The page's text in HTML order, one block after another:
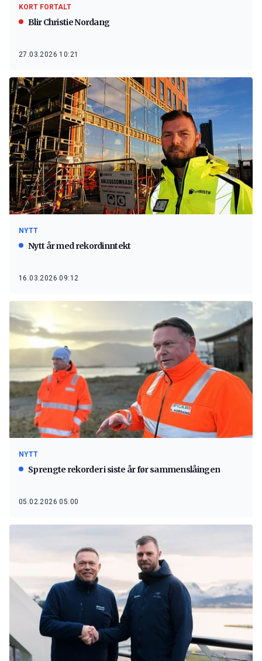
KORT FORTALT
Blir Christie Nordang
27.03.2026 10:21
NYTT
Nytt år med rekordinntekt
16.03.2026 09:12
NYTT
Sprengte rekorder i siste år før sammenslåingen
05.02.2026 05:00